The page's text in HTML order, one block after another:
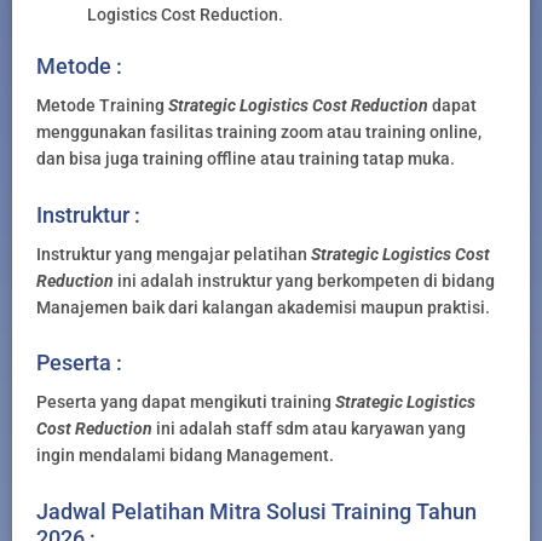
Logistics Cost Reduction.
Metode :
Metode Training Strategic Logistics Cost Reduction dapat
menggunakan fasilitas training zoom atau training online,
dan bisa juga training offline atau training tatap muka.
Instruktur :
Instruktur yang mengajar pelatihan Strategic Logistics Cost
Reduction ini adalah instruktur yang berkompeten di bidang
Manajemen baik dari kalangan akademisi maupun praktisi.
Peserta :
Peserta yang dapat mengikuti training Strategic Logistics
Cost Reduction ini adalah staff sdm atau karyawan yang
ingin mendalami bidang Management.
Jadwal Pelatihan Mitra Solusi Training Tahun